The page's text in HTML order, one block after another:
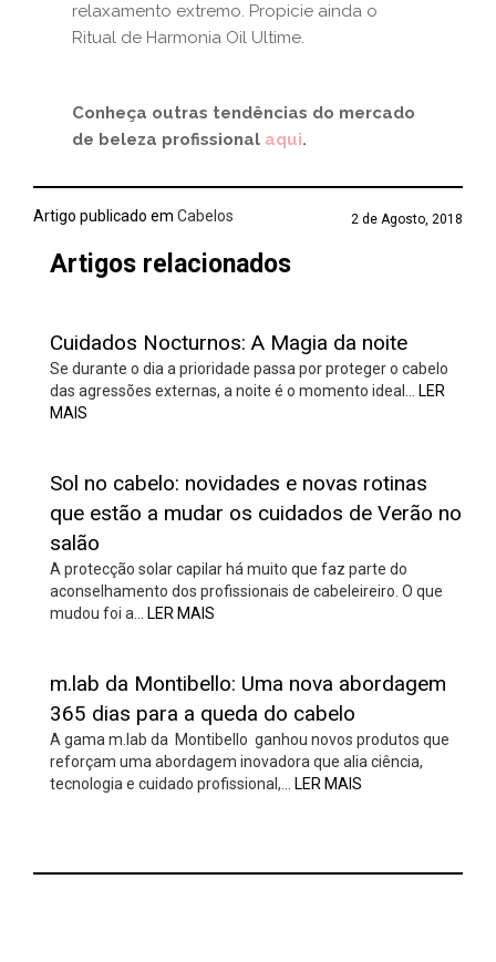
relaxamento extremo. Propicie ainda o
Ritual de Harmonia Oil Ultime.
Conheça outras tendências do mercado
de beleza profissional aqui.
Artigo publicado em Cabelos 2 de Agosto, 2018
Artigos relacionados
Cuidados Nocturnos: A Magia da noite
Se durante o dia a prioridade passa por proteger o cabelo
das agressões externas, a noite é o momento ideal…
LER
MAIS
Sol no cabelo: novidades e novas rotinas
que estão a mudar os cuidados de Verão no
salão
A protecção solar capilar há muito que faz parte do
aconselhamento dos profissionais de cabeleireiro. O que
mudou foi a…
LER MAIS
m.lab da Montibello: Uma nova abordagem
365 dias para a queda do cabelo
A gama m.lab da Montibello ganhou novos produtos que
reforçam uma abordagem inovadora que alia ciência,
tecnologia e cuidado profissional,…
LER MAIS